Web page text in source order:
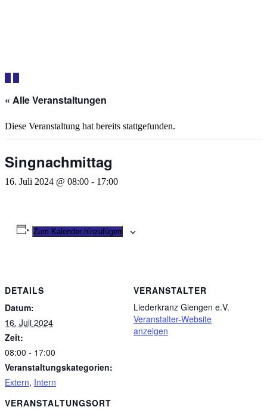
« Alle Veranstaltungen
Diese Veranstaltung hat bereits stattgefunden.
Singnachmittag
16. Juli 2024 @ 08:00 - 17:00
Zum Kalender hinzufügen
DETAILS
Datum:
16. Juli 2024
Zeit:
08:00 - 17:00
Veranstaltungskategorien:
Extern, Intern
VERANSTALTUNGSORT
VERANSTALTER
Liederkranz Giengen e.V.
Veranstalter-Website
anzeigen